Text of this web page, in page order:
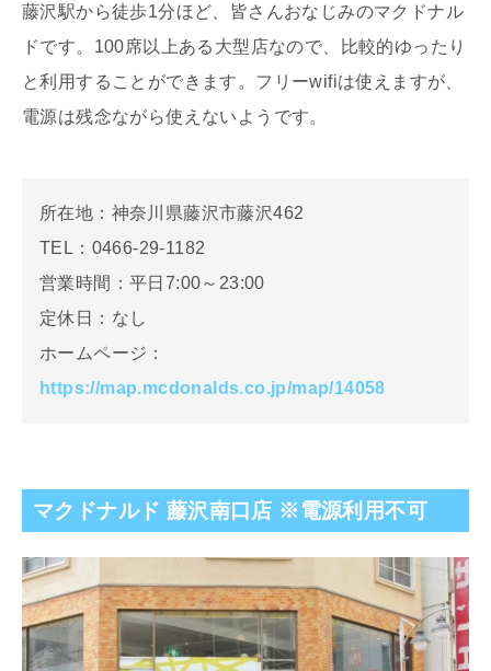
藤沢駅から徒歩1分ほど、皆さんおなじみのマクドナル
ドです。100席以上ある大型店なので、比較的ゆったり
と利用することができます。フリーwifiは使えますが、
電源は残念ながら使えないようです。
所在地：神奈川県藤沢市藤沢462
TEL：0466-29-1182
営業時間：平日7:00～23:00
定休日：なし
ホームページ：
https://map.mcdonalds.co.jp/map/14058
マクドナルド 藤沢南口店 ※電源利用不可